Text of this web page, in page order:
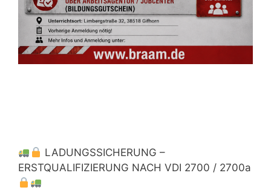
LADUNGSSICHERUNG –
ERSTQUALIFIZIERUNG NACH VDI 2700 / 2700a